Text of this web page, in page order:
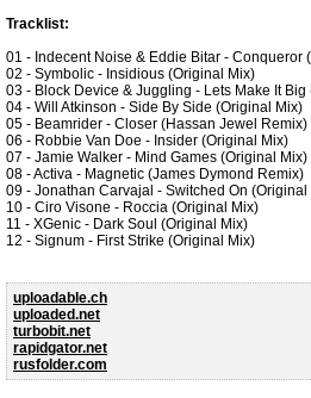
Tracklist:
01 - Indecent Noise & Eddie Bitar - Conqueror
02 - Symbolic - Insidious (Original Mix)
03 - Block Device & Juggling - Lets Make It
04 - Will Atkinson - Side By Side (Original Mix)
05 - Beamrider - Closer (Hassan Jewel Remix)
06 - Robbie Van Doe - Insider (Original Mix)
07 - Jamie Walker - Mind Games (Original Mix)
08 - Activa - Magnetic (James Dymond Remix)
09 - Jonathan Carvajal - Switched On (Original
10 - Ciro Visone - Roccia (Original Mix)
11 - XGenic - Dark Soul (Original Mix)
12 - Signum - First Strike (Original Mix)
uploadable.ch
uploaded.net
turbobit.net
rapidgator.net
rusfolder.com